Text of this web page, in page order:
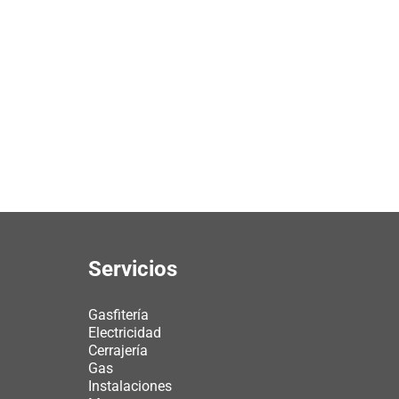
Servicios
Gasfitería
Electricidad
Cerrajería
Gas
Instalaciones